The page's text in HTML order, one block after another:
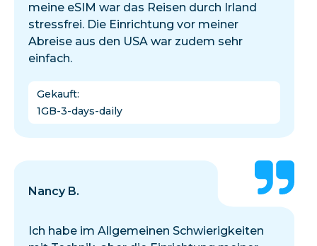
meine eSIM war das Reisen durch Irland
stressfrei. Die Einrichtung vor meiner
Abreise aus den USA war zudem sehr
einfach.
Gekauft:
1GB-3-days-daily
Nancy B.
Ich habe im Allgemeinen Schwierigkeiten